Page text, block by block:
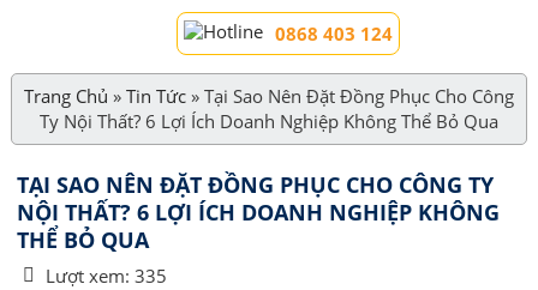
0868 403 124
Trang Chủ » Tin Tức» Tại Sao Nên Đặt Đồng Phục Cho Công
Ty Nội Thất? 6 Lợi Ích Doanh Nghiệp Không Thể Bỏ Qua
TẠI SAO NÊN ĐẶT ĐỒNG PHỤC CHO CÔNG TY
NỘI THẤT? 6 LỢI ÍCH DOANH NGHIỆP KHÔNG
THỂ BỎ QUA
Lượt xem: 335